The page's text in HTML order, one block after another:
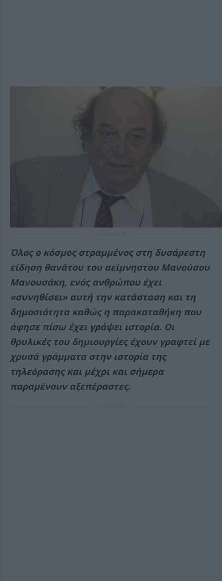
Όλος ο κόσμος στραμμένος στη δυσάρεστη
είδηση θανάτου του αείμνηστου Μανούσου
Μανουσάκη, ενός ανθρώπου έχει
«συνηθίσει» αυτή την κατάσταση και τη
δημοσιότητα καθώς η παρακαταθήκη που
άφησε πίσω έχει γράψει ιστορία. Οι
θρυλικές του δημιουργίες έχουν γραφτεί με
χρυσά γράμματα στην ιστορία της
τηλεόρασης και μέχρι και σήμερα
παραμένουν αξεπέραστες.